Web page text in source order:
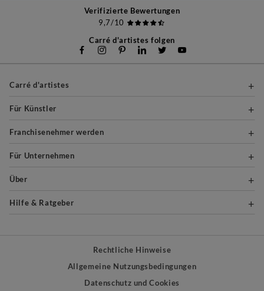
Verifizierte Bewertungen
9,7/10
Carré d'artistes folgen
Carré d'artistes
Für Künstler
Franchisenehmer werden
Für Unternehmen
Über
Hilfe & Ratgeber
Rechtliche Hinweise
Allgemeine Nutzungsbedingungen
Datenschutz und Cookies